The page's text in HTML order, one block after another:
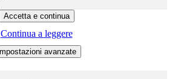
Continua a leggere